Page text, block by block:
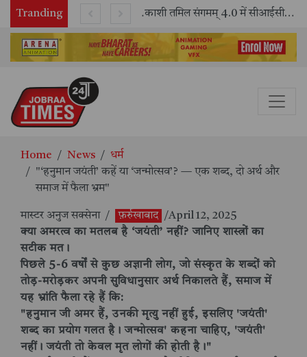
Tranding काशी तमिल संगमम् 4.0 में सीआईसीटी का स्टॉल बना तमिल भाषा और संस्कृति का केंद्र, ‘तमिल करकलाम’ से सीखना हुआ सरल
Home News
धर्म
"‘हनुमान जयंती’ कहें या ‘जन्मोत्सव’? — एक शब्द, दो अर्थ और
समाज में फैला भ्रम"
मास्टर अनुज सक्सेना / फ़र्रुखाबाद /April 12, 2025
क्या अमरत्व का मतलब है ‘जयंती’ नहीं? जानिए शास्त्रों का
सटीक मत।
पिछले 5-6 वर्षों से कुछ अज्ञानी लोग, जो संस्कृत के शब्दों को
तोड़-मरोड़कर अपनी सुविधानुसार अर्थ निकालते हैं, समाज में
यह भ्रांति फैला रहे हैं कि:
"हनुमान जी अमर हैं, उनकी मृत्यु नहीं हुई, इसलिए 'जयंती'
शब्द का प्रयोग गलत है। जन्मोत्सव' कहना चाहिए, 'जयंती'
नहीं। जयंती तो केवल मृत लोगों की होती है।"